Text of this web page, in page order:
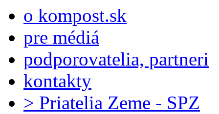
o kompost.sk
pre médiá
podporovatelia, partneri
kontakty
> Priatelia Zeme - SPZ